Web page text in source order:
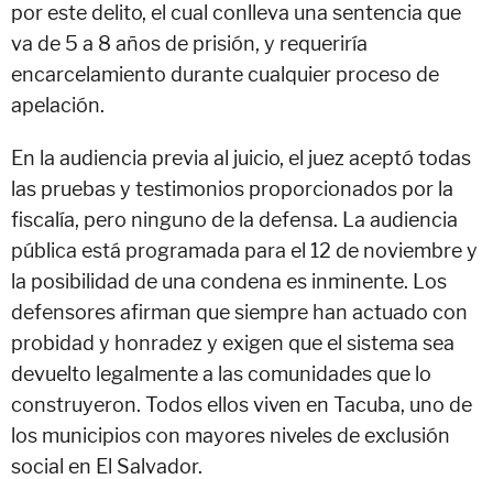
por este delito, el cual conlleva una sentencia que
va de 5 a 8 años de prisión, y requeriría
encarcelamiento durante cualquier proceso de
apelación.
En la audiencia previa al juicio, el juez aceptó todas
las pruebas y testimonios proporcionados por la
fiscalía, pero ninguno de la defensa. La audiencia
pública está programada para el 12 de noviembre y
la posibilidad de una condena es inminente. Los
defensores afirman que siempre han actuado con
probidad y honradez y exigen que el sistema sea
devuelto legalmente a las comunidades que lo
construyeron. Todos ellos viven en Tacuba, uno de
los municipios con mayores niveles de exclusión
social en El Salvador.